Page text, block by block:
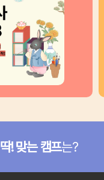
딱! 맞는 캠프는?